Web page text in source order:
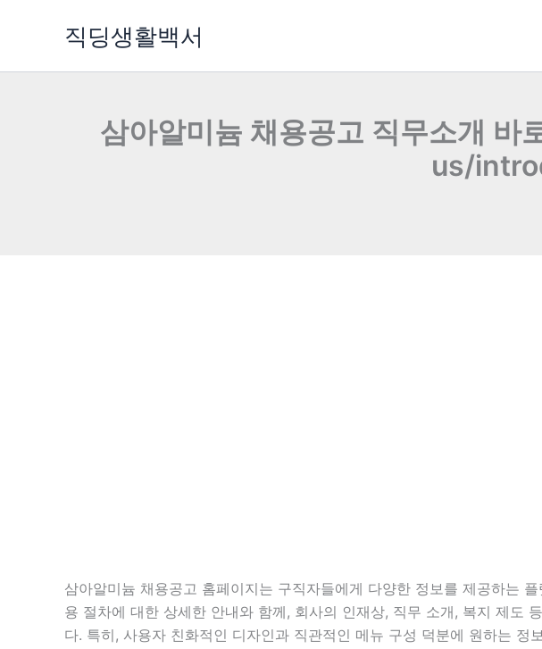
직딩생활백서
삼아알미늄 채용공고 직무소개
us/
삼아알미늄 채용공고 홈페이지는 구직자들에게 다양한 정보를 제공하는
용 절차에 대한 상세한 안내와 함께, 회사의 인재상, 직무 소개, 복지 제도
다. 특히, 사용자 친화적인 디자인과 직관적인 메뉴 구성 덕분에 원하는 정